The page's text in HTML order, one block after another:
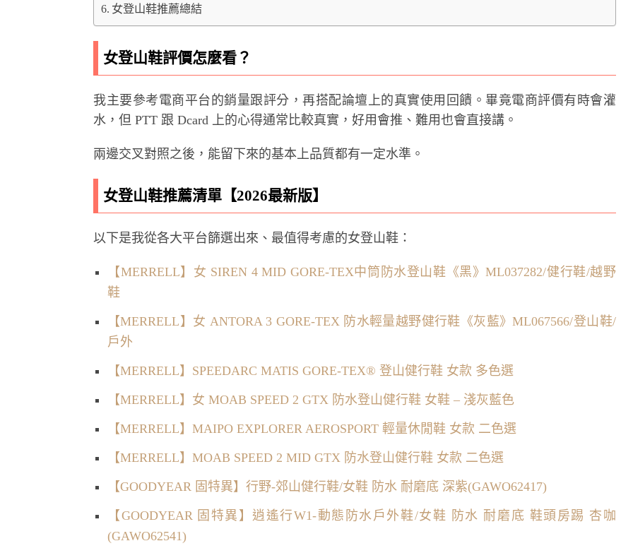
女登山鞋推薦總結
女登山鞋評價怎麼看？
我主要參考電商平台的銷量跟評分，再搭配論壇上的真實使用回饋。畢竟電商評價有時會灌
水，但 PTT 跟 Dcard 上的心得通常比較真實，好用會推、難用也會直接講。
兩邊交叉對照之後，能留下來的基本上品質都有一定水準。
女登山鞋推薦清單【2026最新版】
以下是我從各大平台篩選出來、最值得考慮的女登山鞋：
【MERRELL】女 SIREN 4 MID GORE-TEX中筒防水登山鞋《黑》ML037282/健行鞋/越野
鞋
【MERRELL】女 ANTORA 3 GORE-TEX 防水輕量越野健行鞋《灰藍》ML067566/登山鞋/
戶外
【MERRELL】SPEEDARC MATIS GORE-TEX® 登山健行鞋 女款 多色選
【MERRELL】女 MOAB SPEED 2 GTX 防水登山健行鞋 女鞋 – 淺灰藍色
【MERRELL】MAIPO EXPLORER AEROSPORT 輕量休閒鞋 女款 二色選
【MERRELL】MOAB SPEED 2 MID GTX 防水登山健行鞋 女款 二色選
【GOODYEAR 固特異】行野-郊山健行鞋/女鞋 防水 耐磨底 深紫(GAWO62417)
【GOODYEAR 固特異】逍遙行W1-動態防水戶外鞋/女鞋 防水 耐磨底 鞋頭房踢 杏咖
(GAWO62541)